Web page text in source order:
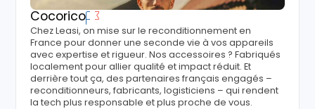
Cocorico
Chez Leasi, on mise sur le reconditionnement en
France pour donner une seconde vie à vos appareils
avec expertise et rigueur. Nos accessoires ? Fabriqués
localement pour allier qualité et impact réduit. Et
derrière tout ça, des partenaires français engagés –
reconditionneurs, fabricants, logisticiens – qui rendent
la tech plus responsable et plus proche de vous.